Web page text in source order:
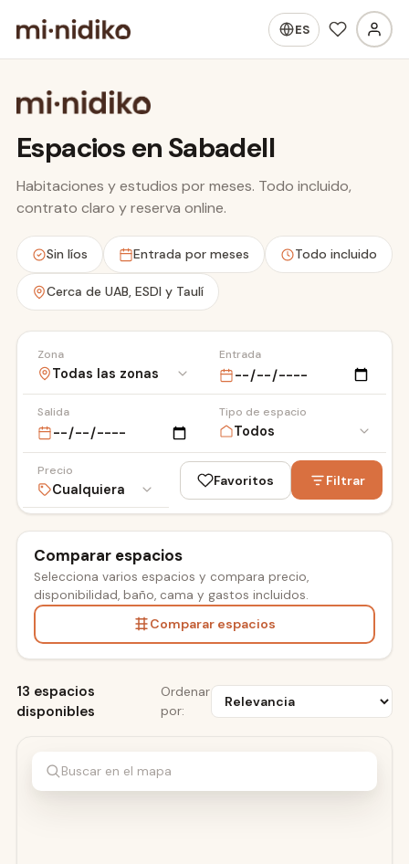
ES
Espacios en Sabadell
Habitaciones y estudios por meses. Todo incluido,
contrato claro y reserva online.
Sin líos Entrada por meses Todo incluido
Cerca de UAB, ESDI y Taulí
Zona Entrada
Salida Tipo de espacio
Precio
Favoritos Filtrar
Comparar espacios
Selecciona varios espacios y compara precio,
disponibilidad, baño, cama y gastos incluidos.
Comparar espacios
13 espacios
disponibles
Ordenar
por:
Hospital Taulí
ESDI
Buscar en el mapa